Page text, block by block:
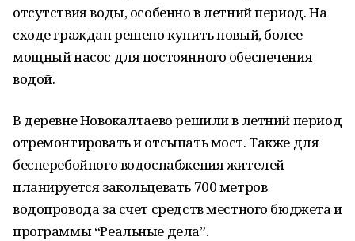
отсутствия воды, особенно в летний период. На
сходе граждан решено купить новый, более
мощный насос для постоянного обеспечения
водой.
В деревне Новокалтаево решили в летний период
отремонтировать и отсыпать мост. Также для
бесперебойного водоснабжения жителей
планируется закольцевать 700 метров
водопровода за счет средств местного бюджета и
программы “Реальные дела”.